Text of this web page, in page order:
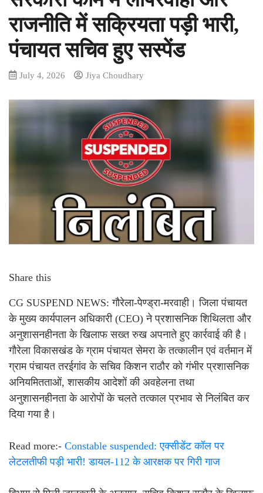
राजनीति में सक्रियता पड़ी भारी,
पंचायत सचिव हुए सस्पेंड
July 4, 2026 Jiya Choudhary
Share this
CG SUSPEND NEWS: गौरेला-पेण्ड्रा-मरवाही। जिला पंचायत
के मुख्य कार्यपालन अधिकारी (CEO) ने प्रशासनिक शिथिलता और
अनुशासनहीनता के खिलाफ सख्त रुख अपनाते हुए कार्रवाई की है।
गौरेला विकासखंड के ग्राम पंचायत सेमरा के तत्कालीन एवं वर्तमान में
ग्राम पंचायत तरईगांव के सचिव किशन राठौर को गंभीर प्रशासनिक
अनियमितताओं, शासकीय आदेशों की अवहेलना तथा
अनुशासनहीनता के आरोपों के चलते तत्काल प्रभाव से निलंबित कर
दिया गया है।
Read more:- Constable suspended: एक्सीडेंट कॉल पर
लेटलतीफी पड़ी भारी! डायल-112 के आरक्षक पर गिरी गाज